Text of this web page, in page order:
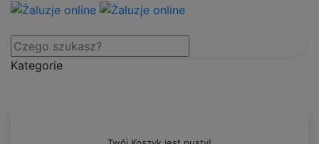
Kategorie